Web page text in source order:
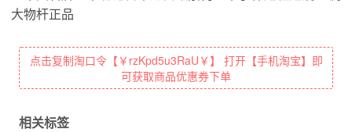
点击复制淘口令【￥rzKpd5u3RaU￥】 打开【手机淘宝】即
可获取商品优惠券下单
相关标签